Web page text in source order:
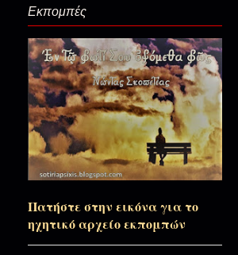
Πατρός
Αόρατα
Ανύμφευτε!)
Το
Από την
Εκπομπές
Πατήστε στην εικόνα για το
ηχητικό αρχείο εκπομπών